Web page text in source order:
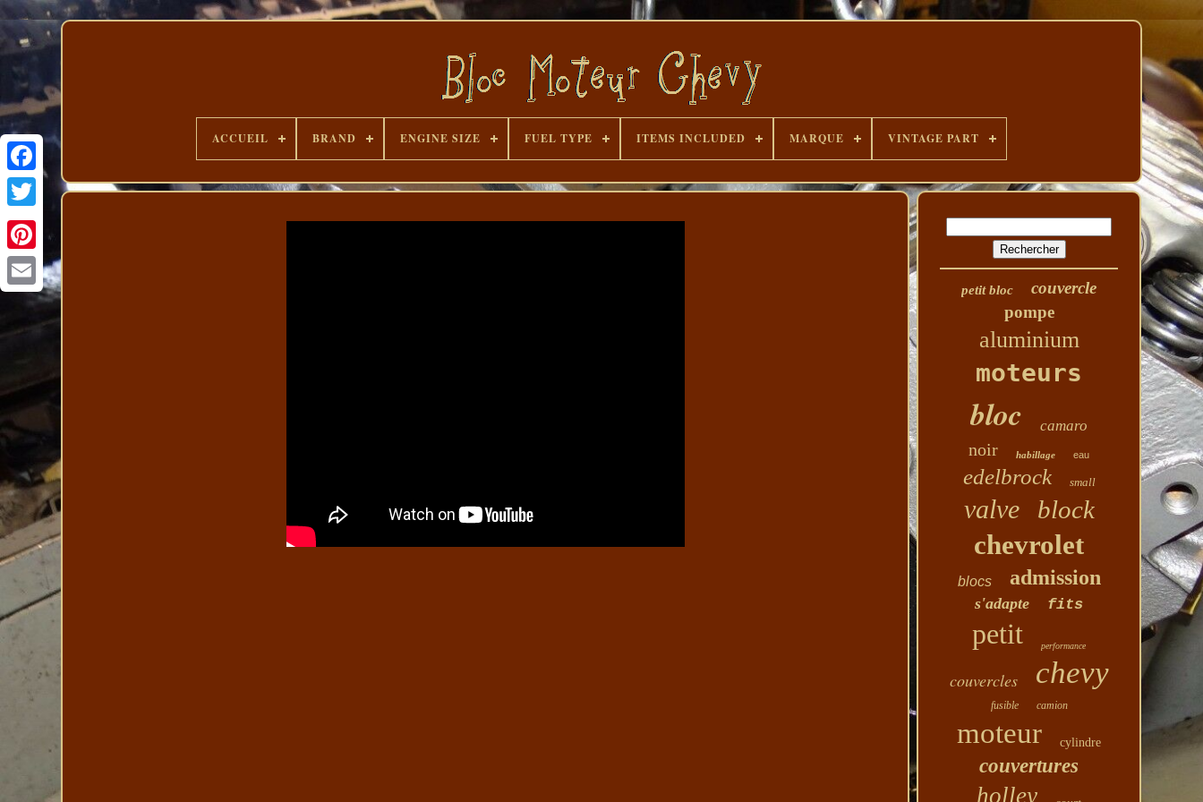
ACCUEIL BRAND ENGINE SIZE FUEL TYPE ITEMS INCLUDED MARQUE VINTAGE PART
petit bloc
couvercle
pompe
aluminium
moteurs
bloc camaro
noir habillage eau
edelbrock small
valve block
chevrolet
blocs admission
s'adapte fits
petit performance
couvercles chevy
fusible camion
moteur cylindre
couvertures
holley